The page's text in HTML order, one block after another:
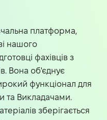
платформа,
нашого
фахівців з
Вона об'єднує
функціонал для
та Викладачами.
зберігається